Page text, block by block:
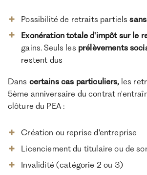
Possibilité de retraits partiels
Exonération totale d'impôt sur le
gains. Seuls les prélèvements
restent dus
Dans certains cas particuliers, les
5ème anniversaire du contrat
clôture du PEA :
Création ou reprise d'entreprise
Licenciement du titulaire ou de
Invalidité (catégorie 2 ou 3)